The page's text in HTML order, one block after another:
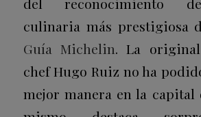
del reconocimiento
culinaria más prestigiosa
Guía Michelin. La
chef Hugo Ruiz no ha
mejor manera en la capital